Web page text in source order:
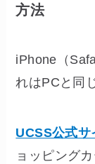
方法
iPhone（
れはPCと同
UCSS公式サ
ョッピング